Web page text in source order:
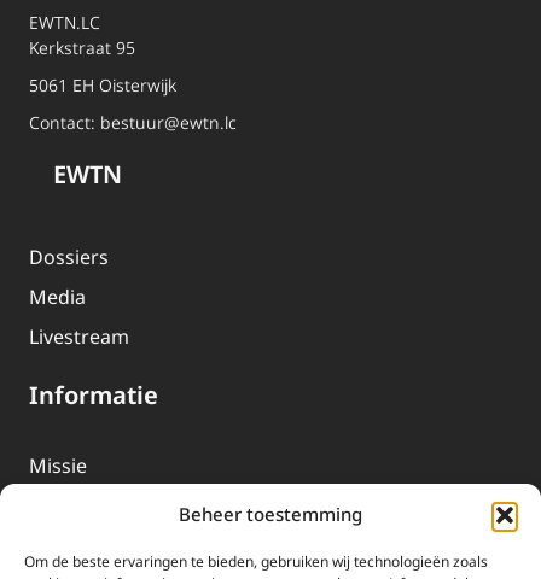
Beheer toestemming
Om de beste ervaringen te bieden, gebruiken wij technologieën zoals
EWTN.LC
Kerkstraat 95
5061 EH Oisterwijk
Contact: bestuur@ewtn.lc
EWTN
Dossiers
Media
Livestream
Informatie
Missie